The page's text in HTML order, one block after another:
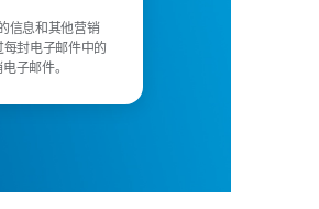
信息和其他营销
封电子邮件中的
子邮件。